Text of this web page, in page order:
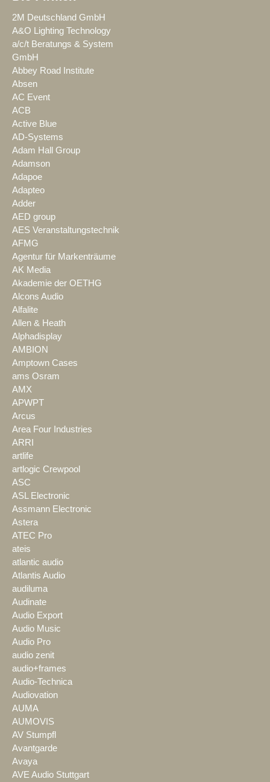
2M Deutschland GmbH
A&O Lighting Technology
a/c/t Beratungs & System
GmbH
Abbey Road Institute
Absen
AC Event
ACB
Active Blue
AD-Systems
Adam Hall Group
Adamson
Adapoe
Adapteo
Adder
AED group
AES Veranstaltungstechnik
AFMG
Agentur für Markenträume
AK Media
Akademie der OETHG
Alcons Audio
Alfalite
Allen & Heath
Alphadisplay
AMBION
Amptown Cases
ams Osram
AMX
APWPT
Arcus
Area Four Industries
ARRI
artlife
artlogic Crewpool
ASC
ASL Electronic
Assmann Electronic
Astera
ATEC Pro
ateis
atlantic audio
Atlantis Audio
audiluma
Audinate
Audio Export
Audio Music
Audio Pro
audio zenit
audio+frames
Audio-Technica
Audiovation
AUMA
AUMOVIS
AV Stumpfl
Avantgarde
Avaya
AVE Audio Stuttgart